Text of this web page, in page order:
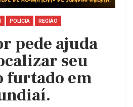
POLÍCIA REGIÃO
pede ajuda
seu
furtado em